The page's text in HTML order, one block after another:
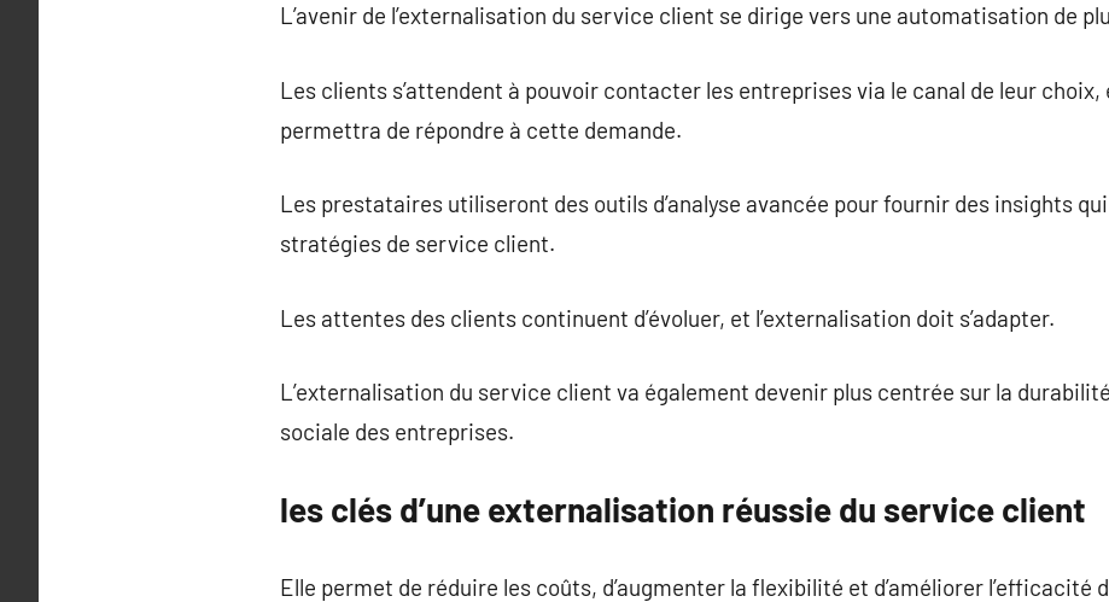
L’avenir de l’externalisation du service client se dirige vers une automatisation de
Les clients s’attendent à pouvoir contacter les entreprises via le canal de leur choix,
permettra de répondre à cette demande.
Les prestataires utiliseront des outils d’analyse avancée pour fournir des insights
stratégies de service client.
Les attentes des clients continuent d’évoluer, et l’externalisation doit s’adapter.
L’externalisation du service client va également devenir plus centrée sur la
sociale des entreprises.
les clés d’une externalisation réussie du service client
Elle permet de réduire les coûts, d’augmenter la flexibilité et d’améliorer l’efficacité